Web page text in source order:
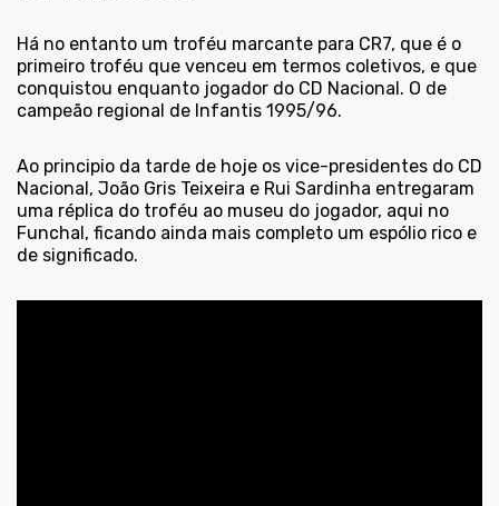
Há no entanto um troféu marcante para CR7, que é o
primeiro troféu que venceu em termos coletivos, e que
conquistou enquanto jogador do CD Nacional. O de
campeão regional de Infantis 1995/96.
Ao principio da tarde de hoje os vice-presidentes do CD
Nacional, João Gris Teixeira e Rui Sardinha entregaram
uma réplica do troféu ao museu do jogador, aqui no
Funchal, ficando ainda mais completo um espólio rico e
de significado.